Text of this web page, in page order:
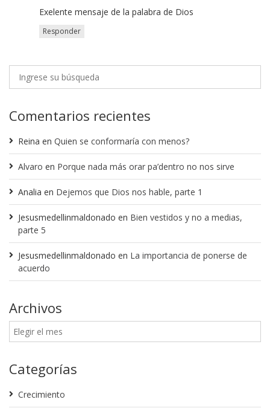
Exelente mensaje de la palabra de Dios
Responder
Comentarios recientes
Reina en Quien se conformaría con menos?
Alvaro en Porque nada más orar pa’dentro no nos sirve
Analia en Dejemos que Dios nos hable, parte 1
Jesusmedellinmaldonado en Bien vestidos y no a medias,
parte 5
Jesusmedellinmaldonado en La importancia de ponerse de
acuerdo
Archivos
Categorías
Crecimiento